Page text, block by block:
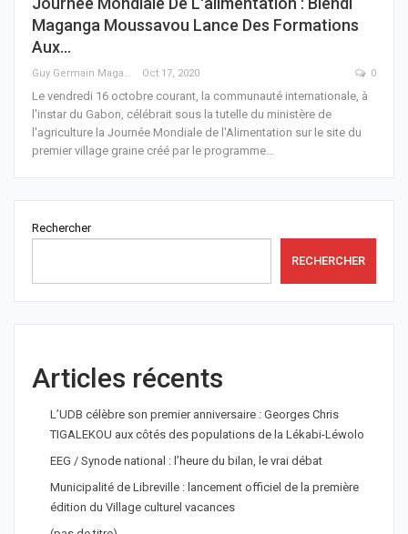
Maganga Moussavou Lance Des Formations
Aux…
Guy Germain Maganga Nziengui Oct 17, 2020 0
Le vendredi 16 octobre courant, la communauté internationale, à
l'instar du Gabon, célébrait sous la tutelle du ministère de
l'agriculture la Journée Mondiale de l'Alimentation sur le site du
premier village graine créé par le programme
Rechercher
RECHERCHER
Articles récents
L’UDB célèbre son premier anniversaire : Georges Chris
TIGALEKOU aux côtés des populations de la Lékabi-Léwolo
EEG / Synode national : l’heure du bilan, le vrai débat
Municipalité de Libreville : lancement officiel de la première
édition du Village culturel vacances